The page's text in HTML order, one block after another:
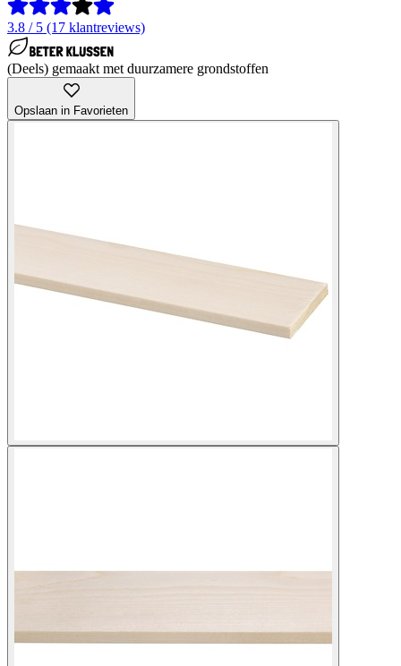
3.8 / 5 (17 klantreviews)
(Deels) gemaakt met duurzamere grondstoffen
Opslaan in Favorieten